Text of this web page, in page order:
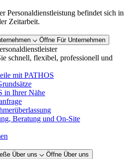
Öffne Für Unternehmen
schnell, flexibel, professionell und
mit PATHOS
in Ihrer Nähe
Beratung und On-Site
Über uns Öffne Über uns